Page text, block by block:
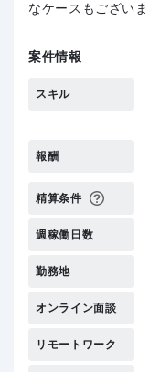
なケースもござい
案件情報
スキル
報酬
精算条件
週稼働日数
勤務地
オンライン面談
リモートワーク